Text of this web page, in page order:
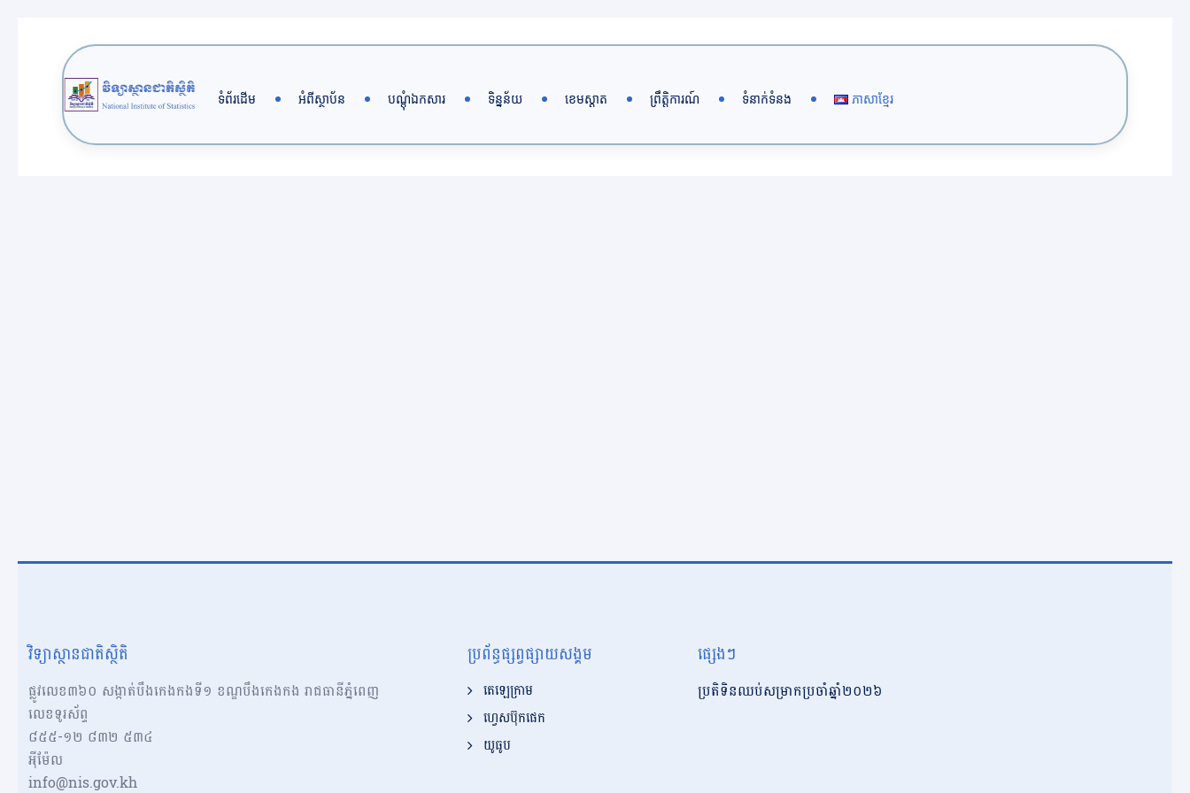
content
ទំព័រដើម អំពីស្ថាប័ន បណ្តុំឯកសារ ទិន្នន័យ ខេមស្តាត ព្រឹត្តិការណ៍ ទំនាក់ទំនង ភាសាខ្មែរ
វិទ្យាស្ថានជាតិស្ថិតិ
ផ្លូវលេខ៣៦០ សង្កាត់បឹងកេងកងទី១ ខណ្ឌបឹងកេងកង រាជធានីភ្នំពេញ
លេខទូរស័ព្ទ
៨៥៥-១២​​ ៨៣២ ៥៣៤
អុីម៉ែល
info@nis.gov.kh
ប្រព័ន្ធផ្សព្វផ្សាយសង្គម
តេឡេក្រាម
ហ្វេសប៊ុកផេក
យូធូប
ផ្សេងៗ
ប្រតិទិនឈប់សម្រាកប្រចាំឆ្នាំ២០២៦